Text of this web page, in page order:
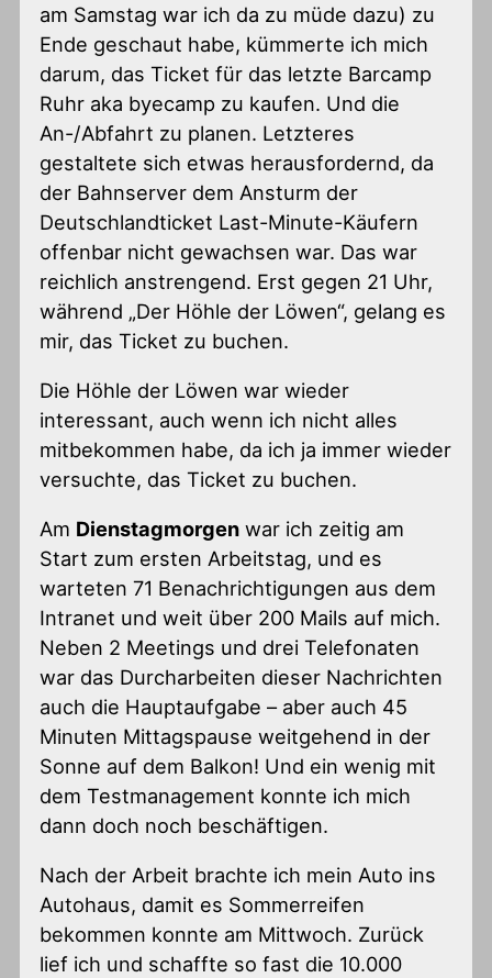
am Samstag war ich da zu müde dazu) zu
Ende geschaut habe, kümmerte ich mich
darum, das Ticket für das letzte Barcamp
Ruhr aka byecamp zu kaufen. Und die
An-/Abfahrt zu planen. Letzteres
gestaltete sich etwas herausfordernd, da
der Bahnserver dem Ansturm der
Deutschlandticket Last-Minute-Käufern
offenbar nicht gewachsen war. Das war
reichlich anstrengend. Erst gegen 21 Uhr,
während „Der Höhle der Löwen“, gelang es
mir, das Ticket zu buchen.
Die Höhle der Löwen war wieder
interessant, auch wenn ich nicht alles
mitbekommen habe, da ich ja immer wieder
versuchte, das Ticket zu buchen.
Am Dienstagmorgen war ich zeitig am
Start zum ersten Arbeitstag, und es
warteten 71 Benachrichtigungen aus dem
Intranet und weit über 200 Mails auf mich.
Neben 2 Meetings und drei Telefonaten
war das Durcharbeiten dieser Nachrichten
auch die Hauptaufgabe – aber auch 45
Minuten Mittagspause weitgehend in der
Sonne auf dem Balkon! Und ein wenig mit
dem Testmanagement konnte ich mich
dann doch noch beschäftigen.
Nach der Arbeit brachte ich mein Auto ins
Autohaus, damit es Sommerreifen
bekommen konnte am Mittwoch. Zurück
lief ich und schaffte so fast die 10.000